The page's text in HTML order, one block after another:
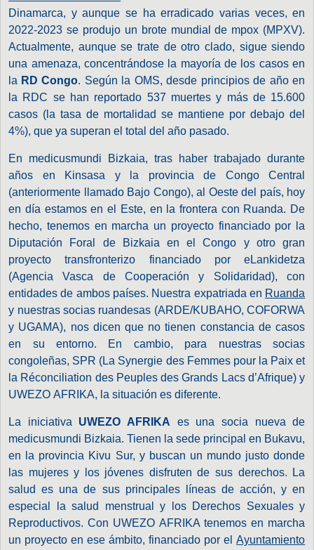
Dinamarca, y aunque se ha erradicado varias veces, en
2022-2023 se produjo un brote mundial de mpox (MPXV).
Actualmente, aunque se trate de otro clado, sigue siendo
una amenaza, concentrándose la mayoría de los casos en
la RD Congo. Según la OMS, desde principios de año en
la RDC se han reportado 537 muertes y más de 15.600
casos (la tasa de mortalidad se mantiene por debajo del
4%), que ya superan el total del año pasado.
En medicusmundi Bizkaia, tras haber trabajado durante
años en Kinsasa y la provincia de Congo Central
(anteriormente llamado Bajo Congo), al Oeste del país, hoy
en día estamos en el Este, en la frontera con Ruanda. De
hecho, tenemos en marcha un proyecto financiado por la
Diputación Foral de Bizkaia en el Congo y otro gran
proyecto transfronterizo financiado por eLankidetza
(Agencia Vasca de Cooperación y Solidaridad), con
entidades de ambos países. Nuestra expatriada en Ruanda
y nuestras socias ruandesas (ARDE/KUBAHO, COFORWA
y UGAMA), nos dicen que no tienen constancia de casos
en su entorno. En cambio, para nuestras socias
congoleñas, SPR (La Synergie des Femmes pour la Paix et
la Réconciliation des Peuples des Grands Lacs d’Afrique) y
UWEZO AFRIKA, la situación es diferente.
La iniciativa UWEZO AFRIKA es una socia nueva de
medicusmundi Bizkaia. Tienen la sede principal en Bukavu,
en la provincia Kivu Sur, y buscan un mundo justo donde
las mujeres y los jóvenes disfruten de sus derechos. La
salud es una de sus principales líneas de acción, y en
especial la salud menstrual y los Derechos Sexuales y
Reproductivos. Con UWEZO AFRIKA tenemos en marcha
un proyecto en ese ámbito, financiado por elAyuntamiento